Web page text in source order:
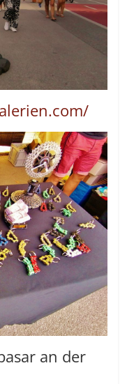
an der